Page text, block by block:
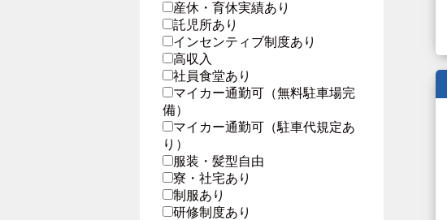
産休・育休実績あり
託児所あり
インセンティブ制度あり
高収入
社員食堂あり
マイカー通勤可（無料駐車場完
備）
マイカー通勤可（駐車代規定あ
り）
服装・髪型自由
寮・社宅あり
制服あり
研修制度あり